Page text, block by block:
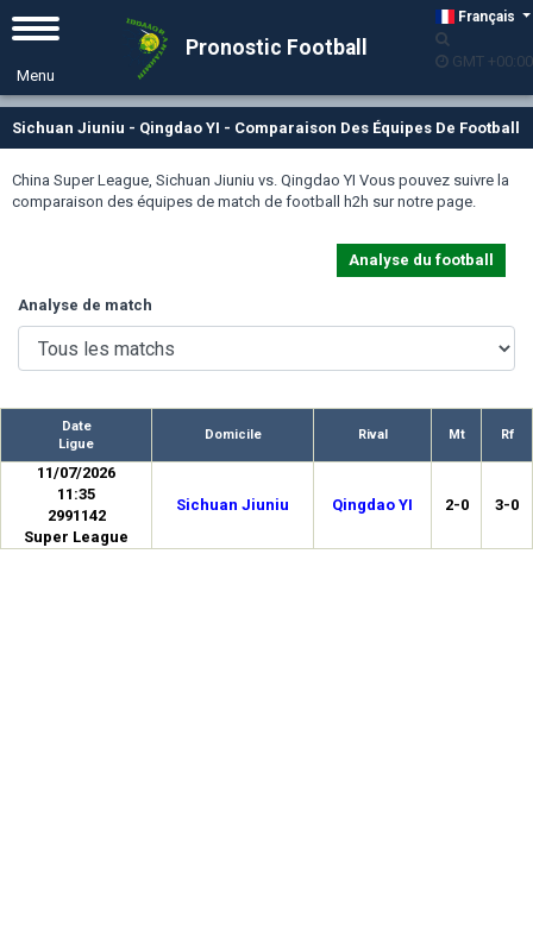
Français
GMT +00:00
Pronostic Football
Sichuan Jiuniu - Qingdao YI - Comparaison Des Équipes De Football
China Super League, Sichuan Jiuniu vs. Qingdao YI Vous pouvez suivre la
comparaison des équipes de match de football h2h sur notre page.
Analyse du football
Analyse de match
Date
Ligue
Domicile Rival Mt Rf
11/07/2026
11:35
2991142
Super League
Sichuan Jiuniu Qingdao YI 2-0 3-0